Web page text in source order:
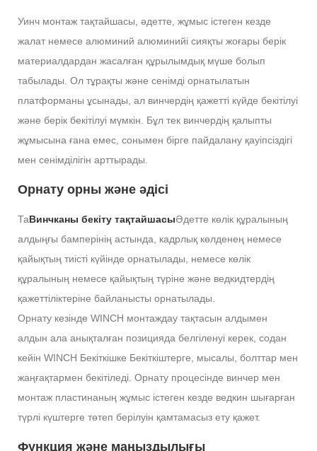
Уинч монтаж тақтайшасы, әдетте, жұмыс істеген кезде
жалат немесе алюминий алюминийі сияқты жоғары берік
материалдардан жасалған құрылымдық мүше болып
табылады. Ол тұрақты және сенімді орнатылатын
платформаны ұсынады, ал винчердің қажетті күйде бекітілуі
және берік бекітілуі мүмкін. Бұл тек винчердің қалыпты
жұмысына ғана емес, сонымен бірге пайдалану қауіпсіздігі
мен сенімділігін арттырады.
Орнату орны және әдісі
ТаВинчканы бекіту тақтайшасыӘдетте көлік құралының
алдыңғы бамперінің астында, кадрлық көлденең немесе
қайықтың тиісті күйінде орнатылады, немесе көлік
құралының немесе қайықтың түріне және ведкидтердің
қажеттіліктеріне байланысты орнатылады.
Орнату кезінде WINCH монтаждау тақтасын алдымен
алдын ала анықталған позицияда белгіленуі керек, содан
кейін WINCH Бекіткішке Бекіткіштерге, мысалы, болттар мен
жаңғақтармен бекітіледі. Орнату процесінде винчер мен
монтаж пластинаның жұмыс істеген кезде ведкин шығарған
түрлі күштерге төтеп берілуін қамтамасыз ету қажет.
Функция және маңыздылығы